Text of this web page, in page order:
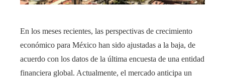
En los meses recientes, las perspectivas de crecimiento
económico para México han sido ajustadas a la baja, de
acuerdo con los datos de la última encuesta de una entidad
financiera global. Actualmente, el mercado anticipa un